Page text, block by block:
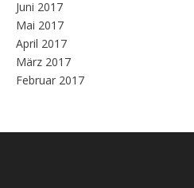
Juni 2017
Mai 2017
April 2017
März 2017
Februar 2017